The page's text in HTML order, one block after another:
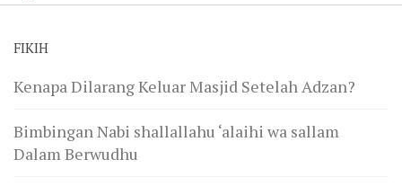
FIKIH
Kenapa Dilarang Keluar Masjid Setelah Adzan?
Bimbingan Nabi shallallahu ‘alaihi wa sallam
Dalam Berwudhu